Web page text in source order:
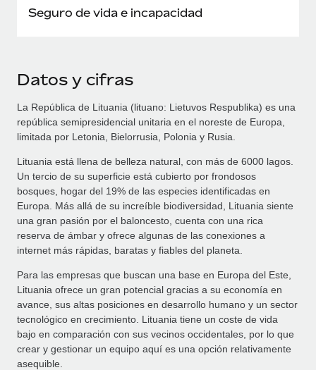
Seguro de vida e incapacidad
Datos y cifras
La República de Lituania (lituano: Lietuvos Respublika) es una
república semipresidencial unitaria en el noreste de Europa,
limitada por Letonia, Bielorrusia, Polonia y Rusia.
Lituania está llena de belleza natural, con más de 6000 lagos.
Un tercio de su superficie está cubierto por frondosos
bosques, hogar del 19% de las especies identificadas en
Europa. Más allá de su increíble biodiversidad, Lituania siente
una gran pasión por el baloncesto, cuenta con una rica
reserva de ámbar y ofrece algunas de las conexiones a
internet más rápidas, baratas y fiables del planeta.
Para las empresas que buscan una base en Europa del Este,
Lituania ofrece un gran potencial gracias a su economía en
avance, sus altas posiciones en desarrollo humano y un sector
tecnológico en crecimiento. Lituania tiene un coste de vida
bajo en comparación con sus vecinos occidentales, por lo que
crear y gestionar un equipo aquí es una opción relativamente
asequible.